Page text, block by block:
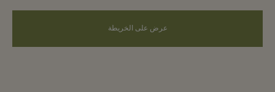
عرض على الخريطة